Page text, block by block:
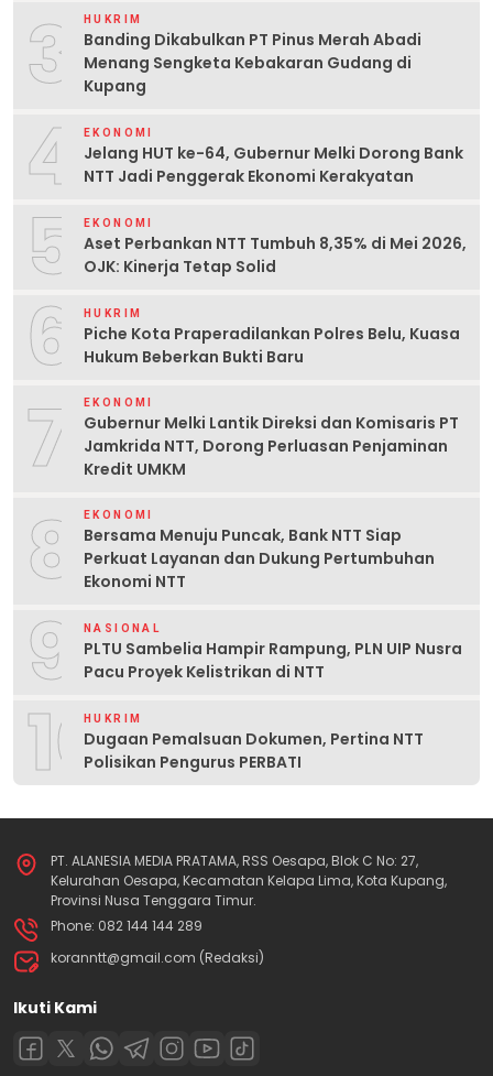
3 HUKRIM
Banding Dikabulkan PT Pinus Merah Abadi
Menang Sengketa Kebakaran Gudang di
Kupang
4 EKONOMI
Jelang HUT ke-64, Gubernur Melki Dorong Bank
NTT Jadi Penggerak Ekonomi Kerakyatan
5 EKONOMI
Aset Perbankan NTT Tumbuh 8,35% di Mei 2026,
OJK: Kinerja Tetap Solid
6 HUKRIM
Piche Kota Praperadilankan Polres Belu, Kuasa
Hukum Beberkan Bukti Baru
7 EKONOMI
Gubernur Melki Lantik Direksi dan Komisaris PT
Jamkrida NTT, Dorong Perluasan Penjaminan
Kredit UMKM
8 EKONOMI
Bersama Menuju Puncak, Bank NTT Siap
Perkuat Layanan dan Dukung Pertumbuhan
Ekonomi NTT
9 NASIONAL
PLTU Sambelia Hampir Rampung, PLN UIP Nusra
Pacu Proyek Kelistrikan di NTT
10HUKRIM
Dugaan Pemalsuan Dokumen, Pertina NTT
Polisikan Pengurus PERBATI
PT. ALANESIA MEDIA PRATAMA, RSS Oesapa, Blok C No: 27,
Kelurahan Oesapa, Kecamatan Kelapa Lima, Kota Kupang,
Provinsi Nusa Tenggara Timur.
Phone: 082 144 144 289
koranntt@gmail.com (Redaksi)
Ikuti Kami